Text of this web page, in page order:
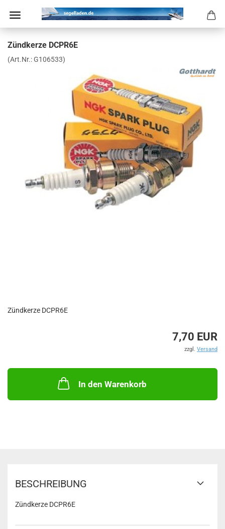
Zünd­ker­ze DCPR6E
(Art.Nr.:G106533)
Zündkerze DCPR6E
7,70 EUR
zzgl. Versand
In den Warenkorb
BESCHREIBUNG
Zündkerze DCPR6E